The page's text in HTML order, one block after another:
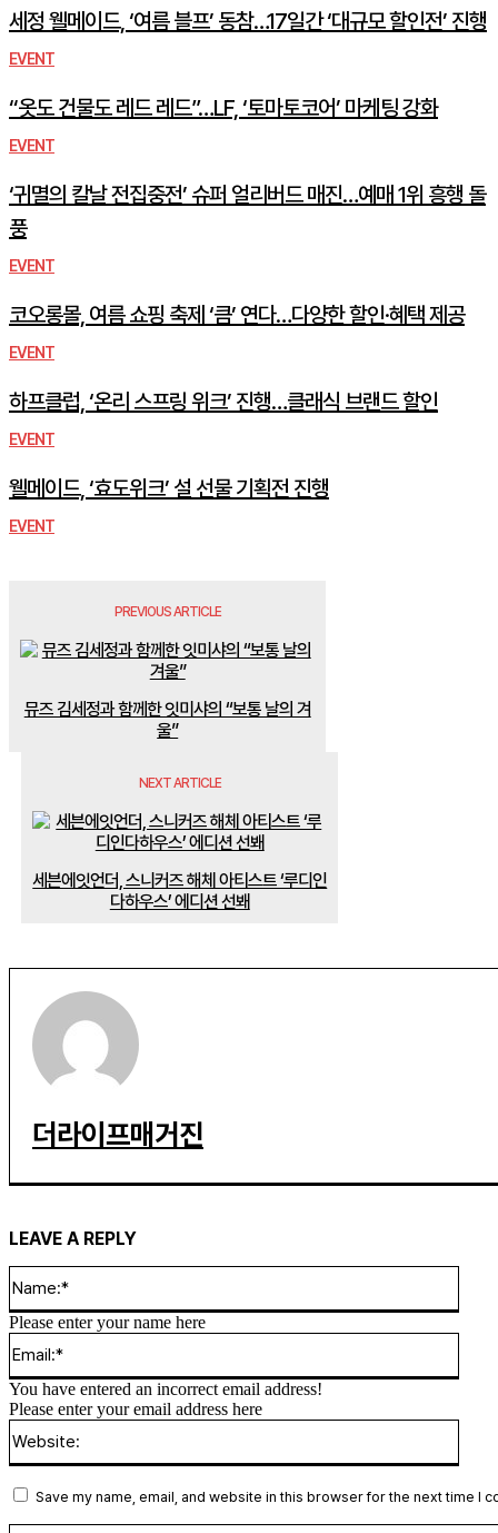
세정 웰메이드, ‘여름 블프’ 동참…17일간 ‘대규모 할인전’ 진행
EVENT
“옷도 건물도 레드 레드”…LF, ‘토마토코어’ 마케팅 강화
EVENT
‘귀멸의 칼날 전집중전’ 슈퍼 얼리버드 매진…예매 1위 흥행 돌
풍
EVENT
코오롱몰, 여름 쇼핑 축제 ‘큼’ 연다…다양한 할인·혜택 제공
EVENT
하프클럽, ‘온리 스프링 위크’ 진행…클래식 브랜드 할인
EVENT
웰메이드, ‘효도위크’ 설 선물 기획전 진행
EVENT
PREVIOUS ARTICLE
뮤즈 김세정과 함께한 잇미샤의 “보통 날의 겨
울”
NEXT ARTICLE
세븐에잇언더, 스니커즈 해체 아티스트 ‘루디인
다하우스’ 에디션 선봬
더라이프매거진
LEAVE A REPLY
Please enter your name here
You have entered an incorrect email address!
Please enter your email address here
Save my name, email, and website in this browser for the next time I